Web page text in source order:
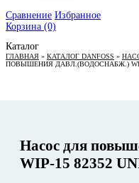
Сравнение Избранное
Корзина (0)
Каталог
ГЛАВНАЯ » КАТАЛОГ DANFOSS »
ПОВЫШЕНИЯ ДАВЛ.(ВОДОСНАБЖ.) WIP-
Насос для
WIP-15 82352